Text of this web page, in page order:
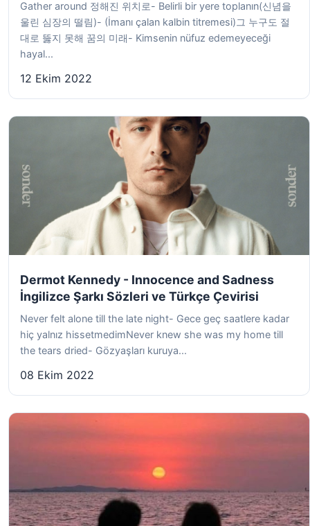
Gather around 정해진 위치로- Belirli bir yere toplanın(신념을
울린 심장의 떨림)- (İmanı çalan kalbin titremesi)그 누구도 절
대로 뚫지 못해 꿈의 미래- Kimsenin nüfuz edemeyeceği
hayal...
12 Ekim 2022
Dermot Kennedy - Innocence and Sadness
İngilizce Şarkı Sözleri ve Türkçe Çevirisi
Never felt alone till the late night- Gece geç saatlere kadar
hiç yalnız hissetmedimNever knew she was my home till
the tears dried- Gözyaşları kuruya...
08 Ekim 2022